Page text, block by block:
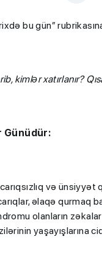
bu gün”
kimlәr xatırlanır?
Günüdür:
və
əlaqə qurmaq
olanların
yaşayışlarına